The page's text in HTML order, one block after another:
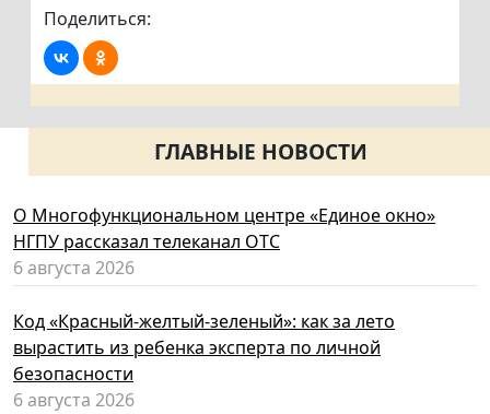
Поделиться:
ГЛАВНЫЕ НОВОСТИ
О Многофункциональном центре «Единое окно»
НГПУ рассказал телеканал ОТС
6 августа 2026
Код «Красный-желтый-зеленый»: как за лето
вырастить из ребенка эксперта по личной
безопасности
6 августа 2026